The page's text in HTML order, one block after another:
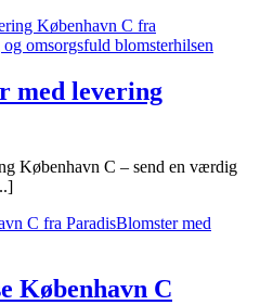
med levering
København C – send en værdig
København C